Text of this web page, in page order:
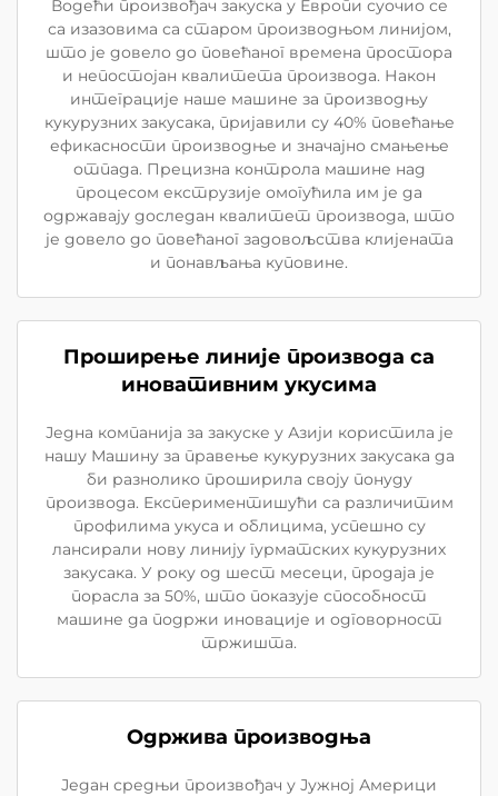
Водећи произвођач закуска у Европи суочио се
са изазовима са старом производњом линијом,
што је довело до повећаног времена простора
и непостојан квалитета производа. Након
интеграције наше машине за производњу
кукурузних закусака, пријавили су 40% повећање
ефикасности производње и значајно смањење
отпада. Прецизна контрола машине над
процесом екструзије омогућила им је да
одржавају доследан квалитет производа, што
је довело до повећаног задовољства клијената
и понављања куповине.
Проширење линије производа са
иновативним укусима
Једна компанија за закуске у Азији користила је
нашу Машину за правење кукурузних закусака да
би разнолико проширила своју понуду
производа. Експериментишући са различитим
профилима укуса и облицима, успешно су
лансирали нову линију гурматских кукурузних
закусака. У року од шест месеци, продаја је
порасла за 50%, што показује способност
машине да подржи иновације и одговорност
тржишта.
Одржива производња
Један средњи произвођач у Јужној Америци